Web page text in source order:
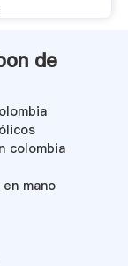
de
colombia
mano